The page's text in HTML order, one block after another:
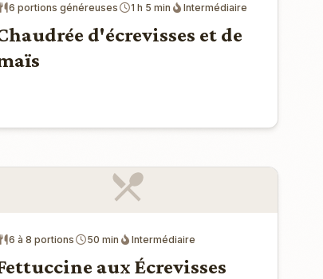
6 portions généreuses 1 h 5 min Intermédiaire
d'écrevisses et de
6 à 8 portions 50 min Intermédiaire
aux Écrevisses